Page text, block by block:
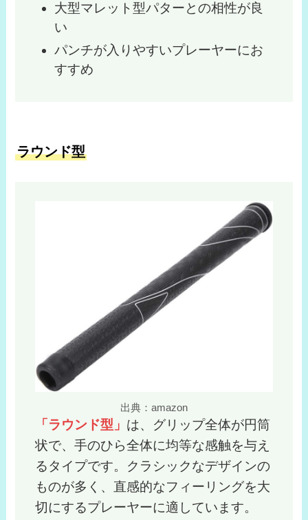
大型マレット型パターとの相性が良
い
パンチが入りやすいプレーヤーにお
すすめ
ラウンド型
出典：amazon
「ラウンド型」 は、グリップ全体が円筒
状で、手のひら全体に均等な感触を与え
るタイプです。クラシックなデザインの
ものが多く、直感的なフィーリングを大
切にするプレーヤーに適しています。